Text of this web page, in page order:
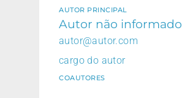
AUTOR PRINCIPAL
Autor não informado
autor@autor.com
cargo do autor
COAUTORES